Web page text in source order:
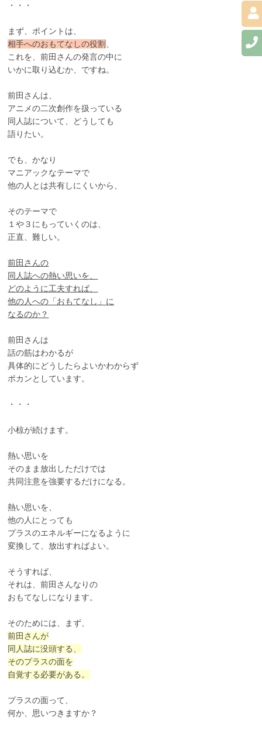
・・・
まず、ポイントは、
相手へのおもてなしの役割 、
これを、前田さんの発言の中に
いかに取り込むか、ですね。
前田さんは、
アニメの二次創作を扱っている
同人誌について、どうしても
語りたい。
でも、かなり
マニアックなテーマで
他の人とは共有しにくいから、
そのテーマで
１や３にもっていくのは、
正直、難しい。
前田さんの
同人誌への熱い思いを、
どのように工夫すれば、
他の人への「おもてなし」に
なるのか？
前田さんは
話の筋はわかるが
具体的にどうしたらよいかわからず
ポカンとしています。
・・・
小椋が続けます。
熱い思いを
そのまま放出しただけでは
共同注意を強要するだけになる。
熱い思いを、
他の人にとっても
プラスのエネルギーになるように
変換して、放出すればよい。
そうすれば、
それは、前田さんなりの
おもてなしになります。
そのためには、まず、
前田さんが
同人誌に没頭する、
そのプラスの面を
自覚する必要がある。
プラスの面って、
何か、思いつきますか？